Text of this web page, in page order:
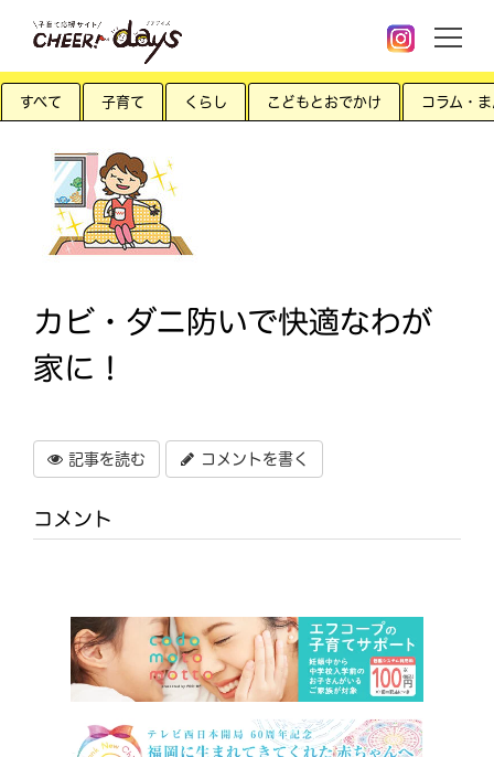
すべて 子育て くらし こどもとおでかけ コラム・
カビ・ダニ防いで快適なわが
家に！
記事を読む コメントを書く
コメント